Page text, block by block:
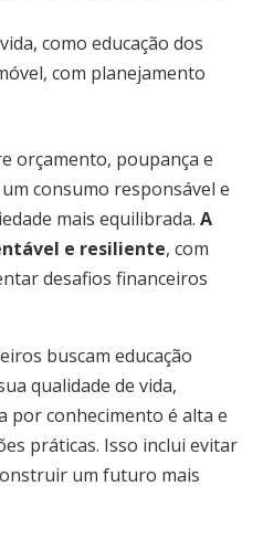
como educação dos
com planejamento
orçamento, poupança e
consumo responsável e
mais equilibrada. A
e resiliente, com
desafios financeiros
buscam educação
qualidade de vida,
por conhecimento é alta e
práticas. Isso inclui evitar
um futuro mais